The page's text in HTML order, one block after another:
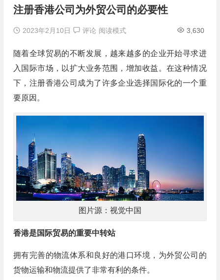
注册香港公司为外贸公司的必要性
2023年2月10日 评论 3,630
阅读模式
随着全球贸易的不断发展，越来越多的企业开始寻求进
入国际市场，以扩大业务范围，增加收益。在这种情况
下，注册香港公司成为了许多企业选择国际化的一个重
要原因。
图片源：视觉中国
香港是国际贸易的重要中转站
拥有完善的物流体系和良好的港口环境，为外贸公司的
货物运输和物流提供了非常有利的条件。